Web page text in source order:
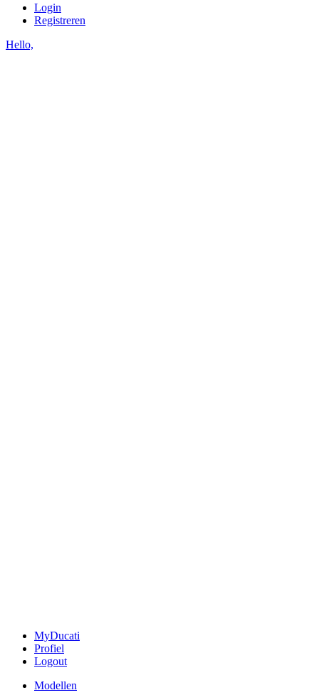
Login
Registreren
Hello,
MyDucati
Profiel
Logout
Modellen